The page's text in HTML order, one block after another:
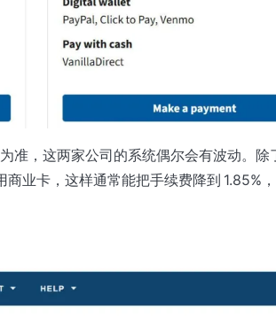
准，这两家公司的系统偶尔会有波动。除
业卡，这样通常能把手续费降到 1.85%